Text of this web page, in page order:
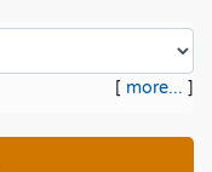
[ more... ]